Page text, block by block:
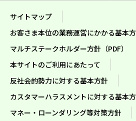
サイトマップ
お客さま本位の業務運営にかかる基本
マルチステークホルダー方針（PDF）
本サイトのご利用にあたって
反社会的勢力に対する基本方針
カスタマーハラスメントに対する基本方
マネー・ローンダリング等対策方針